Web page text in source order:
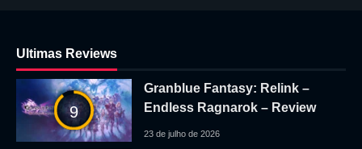
Ultimas Reviews
9
Granblue Fantasy: Relink –
Endless Ragnarok – Review
23 de julho de 2026